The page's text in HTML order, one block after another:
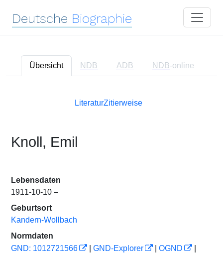
Deutsche Biographie
Übersicht NDB ADB NDB-online
LiteraturZitierweise
Knoll, Emil
Lebensdaten
1911-10-10 –
Geburtsort
Kandern-Wollbach
Normdaten
GND: 1012721566
GND-Explorer OGND